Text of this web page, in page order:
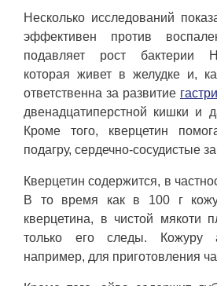
Несколько исследований
эффективен против
подавляет рост бактерии
которая живет в желудке и,
ответственна за развитие
двенадцатиперстной кишки и
Кроме того, кверцетин
подагру, сердечно-сосудистые
Кверцетин содержится, в
В то время как в 100 г
кверцетина, в чистой мякоти
только его следы. Кожуру
например, для приготовления